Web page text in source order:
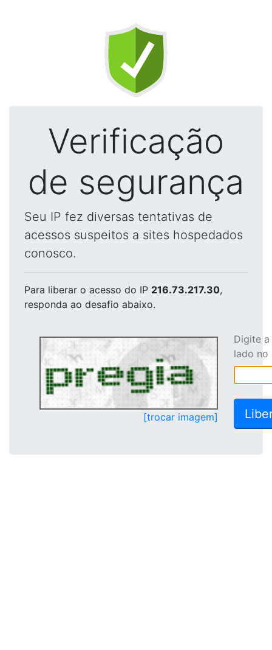
Verificação
de segurança
Seu IP fez diversas tentativas de
acessos suspeitos a sites hospedados
conosco.
Para liberar o acesso do IP 216.73.217.30,
responda ao desafio abaixo.
[trocar imagem]
Digite
lado no